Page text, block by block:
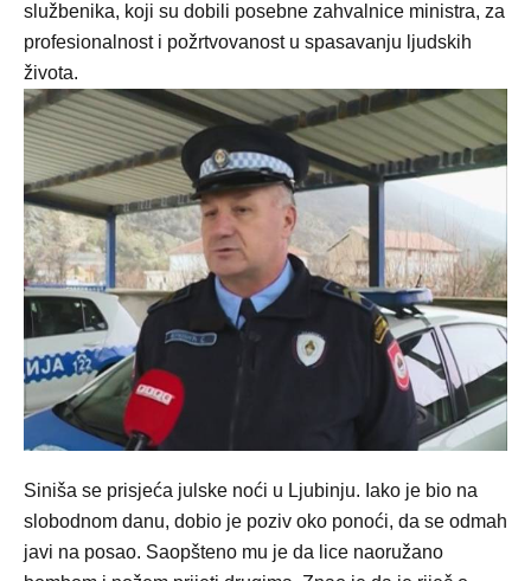
službenika, koji su dobili posebne zahvalnice ministra, za
profesionalnost i požrtvovanost u spasavanju ljudskih
života.
Siniša se prisjeća julske noći u Ljubinju. Iako je bio na
slobodnom danu, dobio je poziv oko ponoći, da se odmah
javi na posao. Saopšteno mu je da lice naoružano